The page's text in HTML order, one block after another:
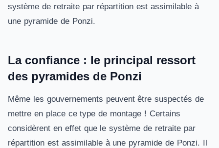
système de retraite par répartition est assimilable à
une pyramide de Ponzi.
La confiance : le principal ressort
des pyramides de Ponzi
Même les gouvernements peuvent être suspectés de
mettre en place ce type de montage ! Certains
considèrent en effet que le système de retraite par
répartition est assimilable à une pyramide de Ponzi. Il